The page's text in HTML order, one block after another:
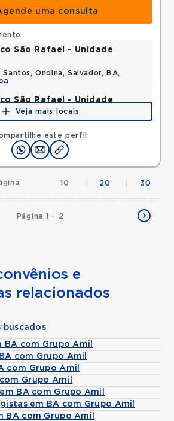
uma consulta
este perfil
São Rafael - Unidade
Ondina, Salvador, BA,
São Rafael - Unidade
Ondina, Salvador, BA,
Veja mais locais
Página 1 - 2
10 20 30
e
relacionados
buscados
BA com Grupo Amil
com Grupo Amil
com Grupo Amil
Grupo Amil
BA com Grupo Amil
em BA com Grupo Amil
BA com Grupo Amil